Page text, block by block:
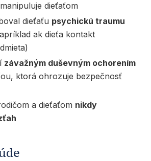
dieťaťom
dieťaťu psychickú traumu
ak dieťa kontakt
závažným duševným ochorením
ktorá ohrozuje bezpečnosť
a dieťaťom nikdy